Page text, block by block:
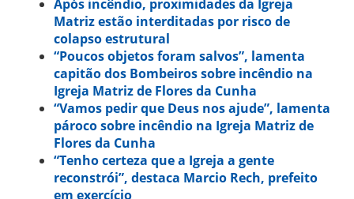
Após incêndio, proximidades da Igreja
Matriz estão interditadas por risco de
colapso estrutural
“Poucos objetos foram salvos”, lamenta
capitão dos Bombeiros sobre incêndio na
Igreja Matriz de Flores da Cunha
“Vamos pedir que Deus nos ajude”, lamenta
pároco sobre incêndio na Igreja Matriz de
Flores da Cunha
“Tenho certeza que a Igreja a gente
reconstrói”, destaca Marcio Rech, prefeito
em exercício